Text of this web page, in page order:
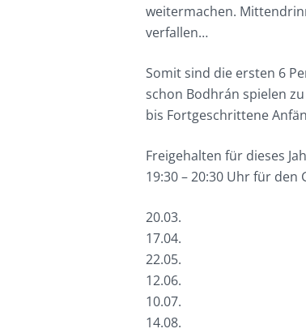
weitermachen.
verfallen…
Somit sind die ersten 6
schon Bodhrán spielen
bis Fortgeschrittene
Freigehalten für dieses
19:30 – 20:30 Uhr für
20.03.
17.04.
22.05.
12.06.
10.07.
14.08.